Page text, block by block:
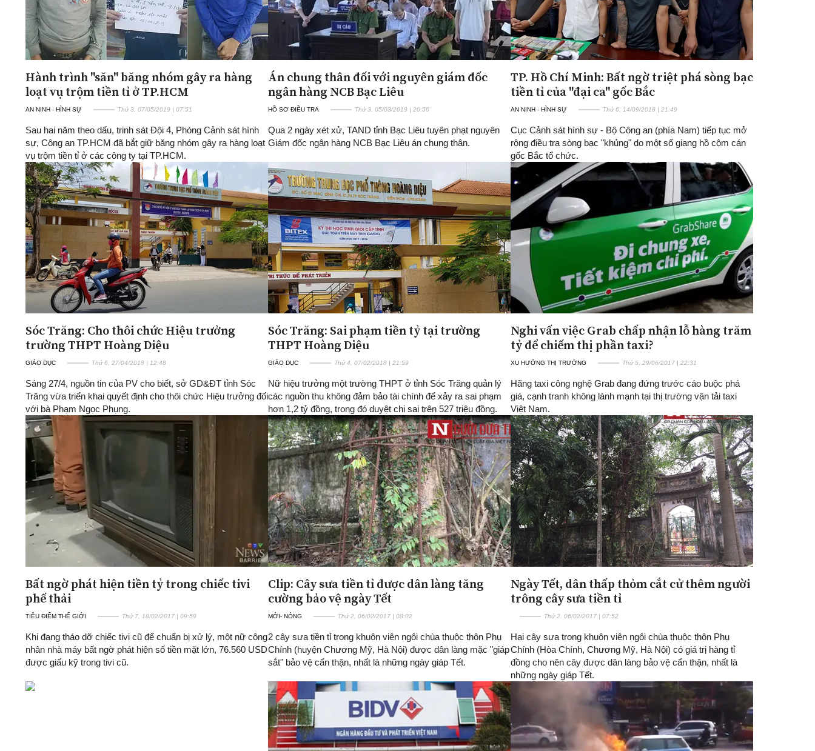
Hành trình "săn" băng nhóm gây ra hàng
loạt vụ trộm tiền tỉ ở TP.HCM
AN NINH - HÌNH SỰ Thứ 3, 07/05/2019 | 07:51
Sau hai năm theo dấu, trinh sát Đội 4, Phòng Cảnh sát hình
sự, Công an TP.HCM đã bắt giữ băng nhóm gây ra hàng loạt
vụ trộm tiền tỉ ở các công ty tại TP.HCM.
Án chung thân đối với nguyên giám đốc
ngân hàng NCB Bạc Liêu
HỒ SƠ ĐIỀU TRA Thứ 3, 05/03/2019 | 20:56
Qua 2 ngày xét xử, TAND tỉnh Bạc Liêu tuyên phạt nguyên
Giám đốc ngân hàng NCB Bạc Liêu án chung thân.
TP. Hồ Chí Minh: Bất ngờ triệt phá sòng bạc
tiền tỉ của "đại ca" gốc Bắc
AN NINH - HÌNH SỰ Thứ 6, 14/09/2018 | 21:49
Cục Cảnh sát hình sự - Bộ Công an (phía Nam) tiếp tục mở
rộng điều tra sòng bạc "khủng" do một số giang hồ cộm cán
gốc Bắc tổ chức.
Sóc Trăng: Cho thôi chức Hiệu trưởng
trường THPT Hoàng Diệu
GIÁO DỤC Thứ 6, 27/04/2018 | 12:48
Sáng 27/4, nguồn tin của PV cho biết, sở GD&ĐT tỉnh Sóc
Trăng vừa triển khai quyết định cho thôi chức Hiệu trưởng đối
với bà Phạm Ngọc Phụng.
Sóc Trăng: Sai phạm tiền tỷ tại trường
THPT Hoàng Diệu
GIÁO DỤC Thứ 4, 07/02/2018 | 21:59
Nữ hiệu trưởng một trường THPT ở tỉnh Sóc Trăng quản lý
các nguồn thu không đảm bảo tài chính để xảy ra sai phạm
hơn 1,2 tỷ đồng, trong đó duyệt chi sai trên 527 triệu đồng.
Nghi vấn việc Grab chấp nhận lỗ hàng trăm
tỷ để chiếm thị phần taxi?
XU HƯỚNG THỊ TRƯỜNG Thứ 5, 29/06/2017 | 22:31
Hãng taxi công nghệ Grab đang đứng trước cáo buộc phá
giá, cạnh tranh không lành mạnh tại thị trường vận tải taxi
Việt Nam.
Bất ngờ phát hiện tiền tỷ trong chiếc tivi
phế thải
TIÊU ĐIỂM THẾ GIỚI Thứ 7, 18/02/2017 | 09:59
Khi đang tháo dỡ chiếc tivi cũ để chuẩn bị xử lý, một nữ công
nhân nhà máy bất ngờ phát hiện số tiền mặt lớn, 76.560 USD
được giấu kỹ trong tivi cũ.
Clip: Cây sưa tiền tỉ được dân làng tăng
cường bảo vệ ngày Tết
MỚI- NÓNG Thứ 2, 06/02/2017 | 08:02
2 cây sưa tiền tỉ trong khuôn viên ngôi chùa thuộc thôn Phụ
Chính (huyện Chương Mỹ, Hà Nội) được dân làng mặc "giáp
sắt" bảo vệ cẩn thận, nhất là những ngày giáp Tết.
Ngày Tết, dân thấp thỏm cắt cử thêm người
trông cây sưa tiền tỉ
Thứ 2, 06/02/2017 | 07:52
Hai cây sưa trong khuôn viên ngôi chùa thuộc thôn Phụ
Chính (Hòa Chính, Chương Mỹ, Hà Nội) có giá trị hàng tỉ
đồng cho nên cây được dân làng bảo vệ cẩn thận, nhất là
những ngày giáp Tết.